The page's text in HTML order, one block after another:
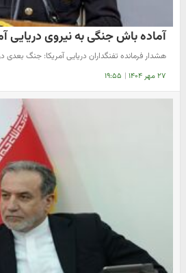
آماده باش جنگی به نیروی دریایی
هشدار فرمانده تفنگداران دریایی آمریکا: جنگ بعدی
۲۷ مهر ۱۴۰۴ | ۱۹:۵۵